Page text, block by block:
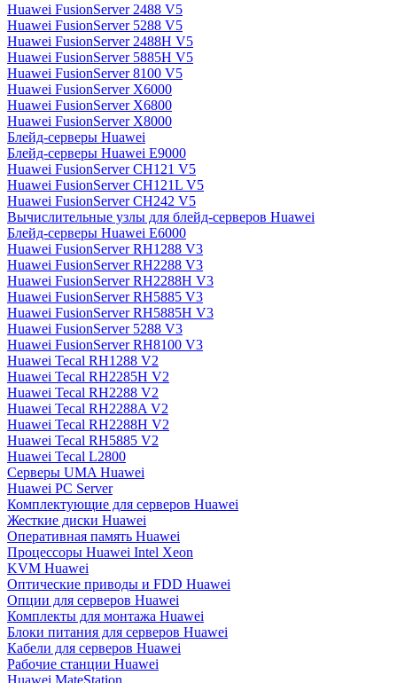
Huawei FusionServer 2488 V5
Huawei FusionServer 5288 V5
Huawei FusionServer 2488H V5
Huawei FusionServer 5885H V5
Huawei FusionServer 8100 V5
Huawei FusionServer X6000
Huawei FusionServer X6800
Huawei FusionServer X8000
Блейд-серверы Huawei
Блейд-серверы Huawei E9000
Huawei FusionServer CH121 V5
Huawei FusionServer CH121L V5
Huawei FusionServer CH242 V5
Вычислительные узлы для блейд-серверов Huawei
Блейд-серверы Huawei E6000
Huawei FusionServer RH1288 V3
Huawei FusionServer RH2288 V3
Huawei FusionServer RH2288H V3
Huawei FusionServer RH5885 V3
Huawei FusionServer RH5885H V3
Huawei FusionServer 5288 V3
Huawei FusionServer RH8100 V3
Huawei Tecal RH1288 V2
Huawei Tecal RH2285H V2
Huawei Tecal RH2288 V2
Huawei Tecal RH2288A V2
Huawei Tecal RH2288H V2
Huawei Tecal RH5885 V2
Huawei Tecal L2800
Серверы UMA Huawei
Huawei PC Server
Комплектующие для серверов Huawei
Жесткие диски Huawei
Оперативная память Huawei
Процессоры Huawei Intel Xeon
KVM Huawei
Оптические приводы и FDD Huawei
Опции для серверов Huawei
Комплекты для монтажа Huawei
Блоки питания для серверов Huawei
Кабели для серверов Huawei
Рабочие станции Huawei
Huawei MateStation